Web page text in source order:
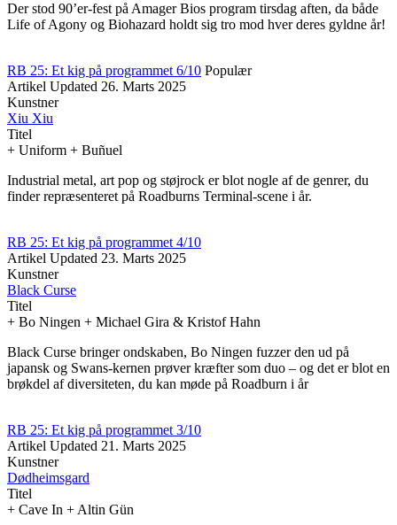
Der stod 90’er-fest på Amager Bios program tirsdag aften, da både
Life of Agony og Biohazard holdt sig tro mod hver deres gyldne år!
RB 25: Et kig på programmet 6/10 Populær
Artikel Updated 26. Marts 2025
Kunstner
Xiu Xiu
Titel
+ Uniform + Buñuel
Industrial metal, art pop og støjrock er blot nogle af de genrer, du
finder repræsenteret på Roadburns Terminal-scene i år.
RB 25: Et kig på programmet 4/10
Artikel Updated 23. Marts 2025
Kunstner
Black Curse
Titel
+ Bo Ningen + Michael Gira & Kristof Hahn
Black Curse bringer ondskaben, Bo Ningen fuzzer den ud på
japansk og Swans-kernen prøver kræfter som duo – og det er blot en
brøkdel af diversiteten, du kan møde på Roadburn i år
RB 25: Et kig på programmet 3/10
Artikel Updated 21. Marts 2025
Kunstner
Dødheimsgard
Titel
+ Cave In + Altin Gün